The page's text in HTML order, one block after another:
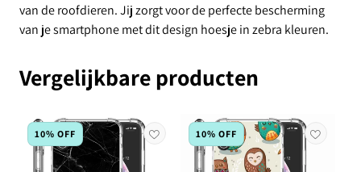
van de roofdieren. Jij zorgt voor de perfecte bescherming
van je smartphone met dit design hoesje in zebra kleuren.
Vergelijkbare producten
10% OFF 10% OFF